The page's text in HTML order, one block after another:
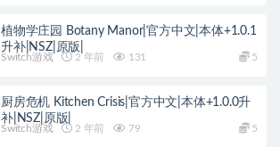
植物学庄园 Botany Manor|官方中文|本体+1.0.1
升补|NSZ|原版|
Switch游戏 2 年前 131 5
厨房危机 Kitchen Crisis|官方中文|本体+1.0.0升
补|NSZ|原版|
Switch游戏 2 年前 79 5